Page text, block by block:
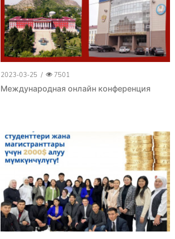
2023-03-25 / 7501
Международная онлайн конференция